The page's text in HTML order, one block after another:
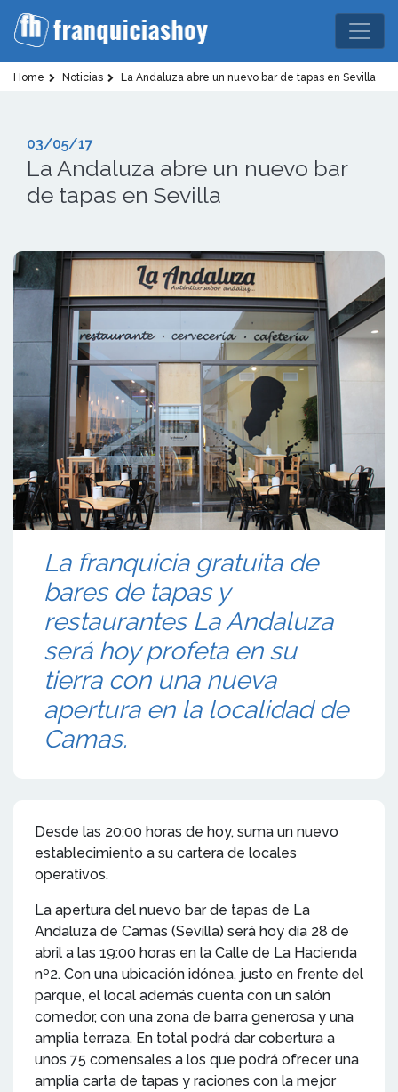
Home Noticias La Andaluza abre un nuevo bar de tapas en Sevilla
03/05/17
La Andaluza abre un nuevo bar
de tapas en Sevilla
La franquicia gratuita de
bares de tapas y
restaurantes La Andaluza
será hoy profeta en su
tierra con una nueva
apertura en la localidad de
Camas.
Desde las 20:00 horas de hoy, suma un nuevo
establecimiento a su cartera de locales
operativos.
La apertura del nuevo bar de tapas de La
Andaluza de Camas (Sevilla) será hoy día 28 de
abril a las 19:00 horas en la Calle de La Hacienda
nº2. Con una ubicación idónea, justo en frente del
parque, el local además cuenta con un salón
comedor, con una zona de barra generosa y una
amplia terraza. En total podrá dar cobertura a
unos 75 comensales a los que podrá ofrecer una
amplia carta de tapas y raciones con la mejor